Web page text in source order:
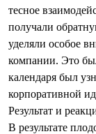
тесное
получали
уделяли особое
компании. Это
календаря был
корпоративной
Результат и
В результате